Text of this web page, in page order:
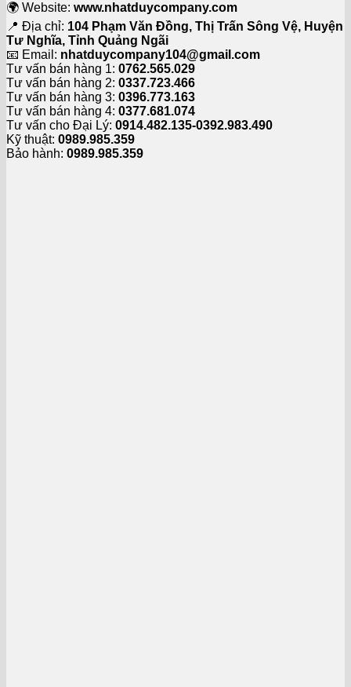
🌍 Website: www.nhatduycompany.com
📍 Địa chỉ: 104 Phạm Văn Đồng, Thị Trấn Sông Vệ, Huyện
Tư Nghĩa, Tỉnh Quảng Ngãi
📧 Email: nhatduycompany104@gmail.com
Tư vấn bán hàng 1: 0762.565.029
Tư vấn bán hàng 2: 0337.723.466
Tư vấn bán hàng 3: 0396.773.163
Tư vấn bán hàng 4: 0377.681.074
Tư vấn cho Đại Lý: 0914.482.135-0392.983.490
Kỹ thuật: 0989.985.359
Bảo hành: 0989.985.359